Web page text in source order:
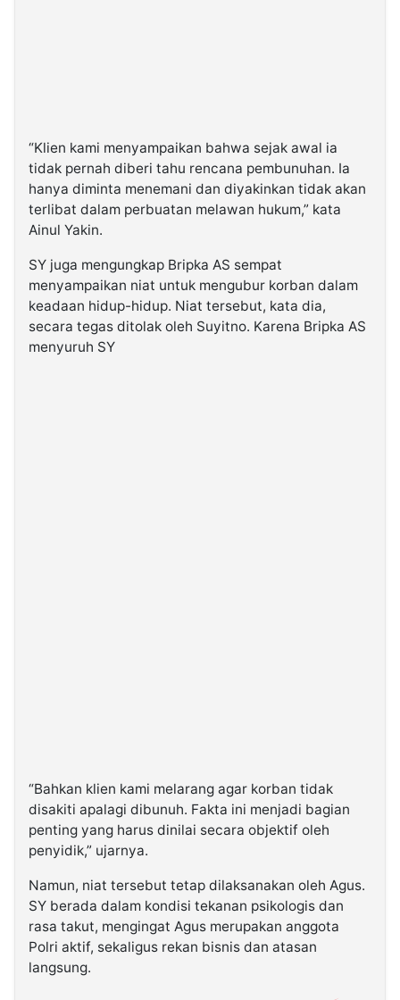
“Klien kami menyampaikan bahwa sejak awal ia
tidak pernah diberi tahu rencana pembunuhan. Ia
hanya diminta menemani dan diyakinkan tidak akan
terlibat dalam perbuatan melawan hukum,” kata
Ainul Yakin.
SY juga mengungkap Bripka AS sempat
menyampaikan niat untuk mengubur korban dalam
keadaan hidup-hidup. Niat tersebut, kata dia,
secara tegas ditolak oleh Suyitno. Karena Bripka AS
menyuruh SY
“Bahkan klien kami melarang agar korban tidak
disakiti apalagi dibunuh. Fakta ini menjadi bagian
penting yang harus dinilai secara objektif oleh
penyidik,” ujarnya.
Namun, niat tersebut tetap dilaksanakan oleh Agus.
SY berada dalam kondisi tekanan psikologis dan
rasa takut, mengingat Agus merupakan anggota
Polri aktif, sekaligus rekan bisnis dan atasan
langsung.